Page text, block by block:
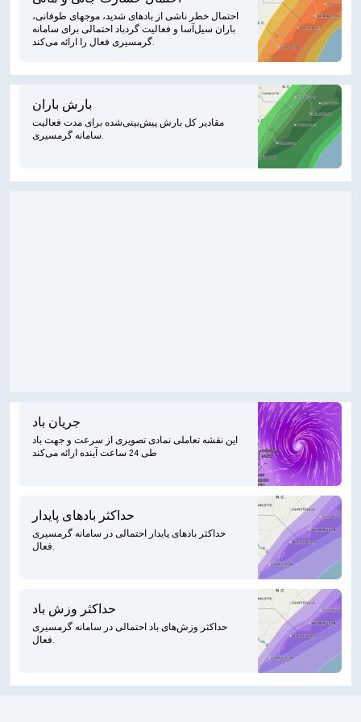
احتمال خطر ناشی از بادهای شدید، موجهای طوفانی،
باران سیل‌آسا و فعالیت گردباد احتمالی برای سامانه
گرمسیری فعال را ارائه می‌کند.
بارش باران
مقادیر کل بارش پیش‌بینی‌شده برای مدت فعالیت
سامانه گرمسیری.
جریان باد
این نقشه تعاملی نمادی تصویری از سرعت و جهت باد
طی 24 ساعت آینده ارائه می‌کند
حداکثر بادهای پایدار
حداکثر بادهای پایدار احتمالی در سامانه گرمسیری
فعال.
حداکثر وزش باد
حداکثر وزش‌های باد احتمالی در سامانه گرمسیری
فعال.